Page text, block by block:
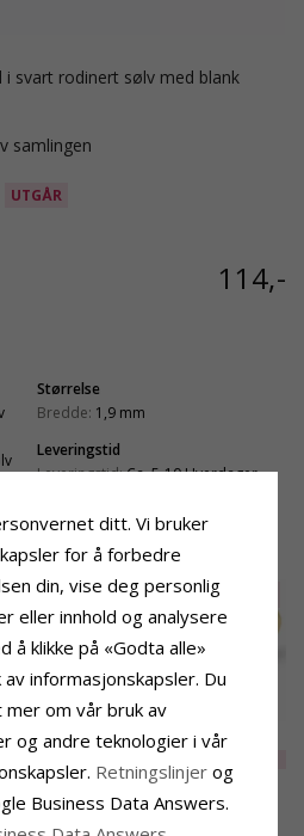
samlingen
UTGÅR
114,-
Størrelse
Bredde: 1,9 mm
Leveringstid
Leveringstid:Ca. 5-10 Hverdager
OGSÅ
25%
i
sølv 38 plus
x 1,4 mm
EXTRA
SALE
Smaragd
diamantring i 14
karat gull 0,40 ct 0,24
EXTRA
PRODUKTER I
ditt. Vi bruker
for å forbedre
din, vise deg personlig
eller innhold og analysere
å klikke på «Godta alle»
informasjonskapsler. Du
mer om vår bruk av
og andre teknologier i vår
Retningslinjer og
Business Data Answers.